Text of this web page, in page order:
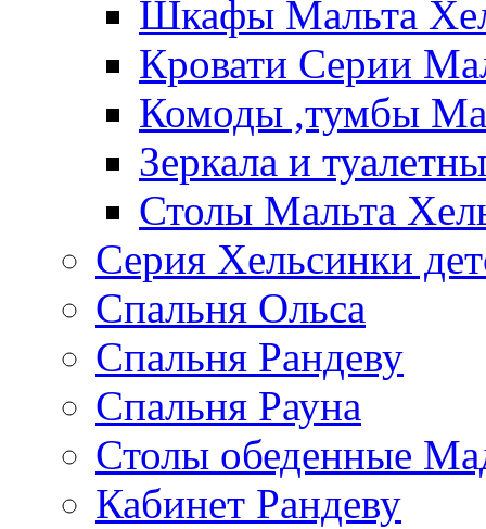
Шкафы Мальта
Кровати Серии
Комоды ,тумбы
Зеркала и
Столы Мальта
Серия Хельсинки
Спальня Ольса
Спальня Рандеву
Спальня Рауна
Столы обеденные
Кабинет Рандеву